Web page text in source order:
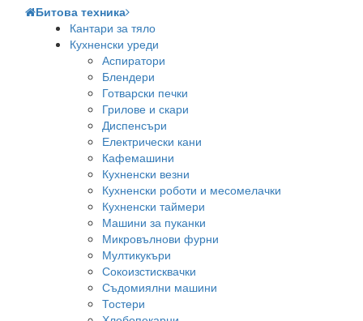
Битова техника
Кантари за тяло
Кухненски уреди
Аспиратори
Блендери
Готварски печки
Грилове и скари
Диспенсъри
Електрически кани
Кафемашини
Кухненски везни
Кухненски роботи и месомелачки
Кухненски таймери
Машини за пуканки
Микровълнови фурни
Мултикукъри
Сокоизстисквачки
Съдомиялни машини
Тостери